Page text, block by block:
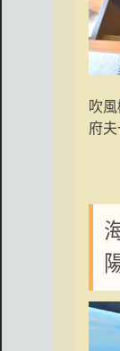
吹
府夫